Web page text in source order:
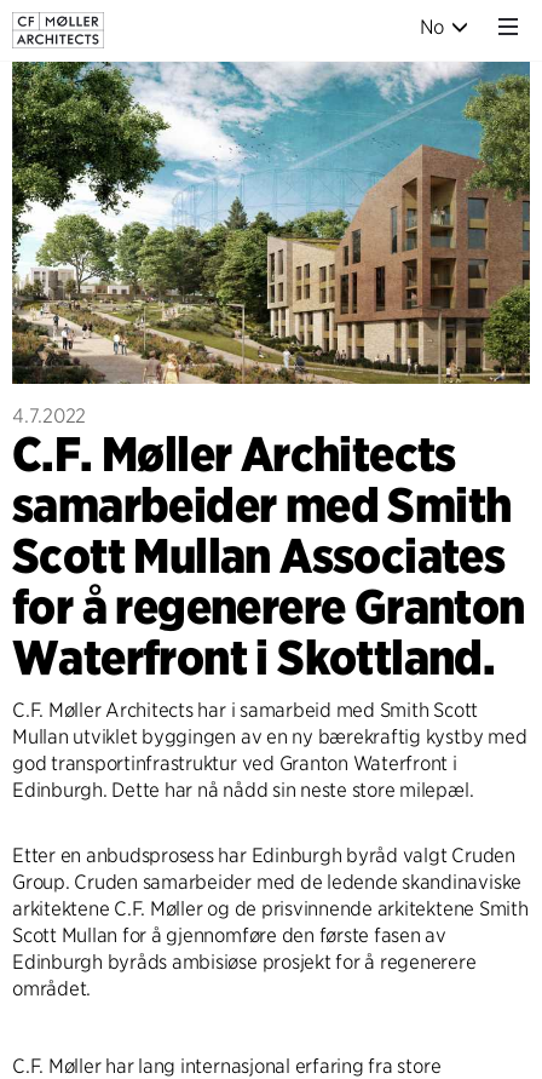
No
4.7.2022
C.F. Møller Architects
samarbeider med Smith
Scott Mullan Associates
for å regenerere Granton
Waterfront i Skottland.
C.F. Møller Architects har i samarbeid med Smith Scott
Mullan utviklet byggingen av en ny bærekraftig kystby med
god transportinfrastruktur ved Granton Waterfront i
Edinburgh. Dette har nå nådd sin neste store milepæl.
Etter en anbudsprosess har Edinburgh byråd valgt Cruden
Group. Cruden samarbeider med de ledende skandinaviske
arkitektene C.F. Møller og de prisvinnende arkitektene Smith
Scott Mullan for å gjennomføre den første fasen av
Edinburgh byråds ambisiøse prosjekt for å regenerere
området.
C.F. Møller har lang internasjonal erfaring fra store